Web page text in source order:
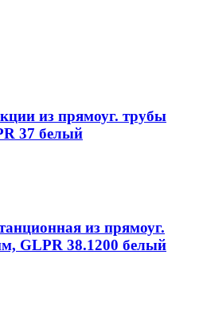
из прямоуг. трубы
37 белый
из прямоуг.
GLPR 38.1200 белый